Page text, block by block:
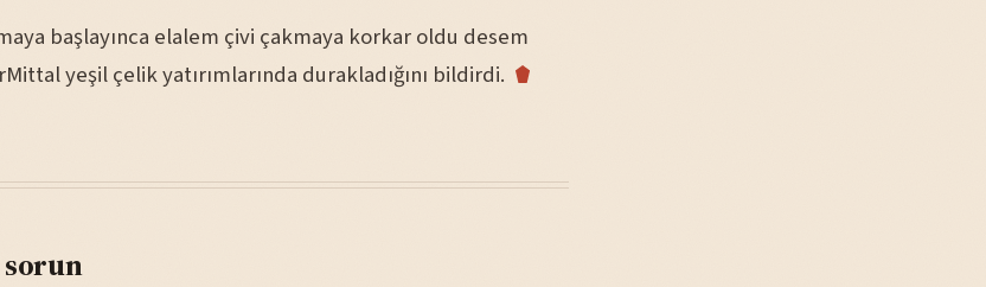
başlayınca elalem çivi çakmaya korkar oldu desem
yeşil çelik yatırımlarında durakladığını bildirdi.
sorun